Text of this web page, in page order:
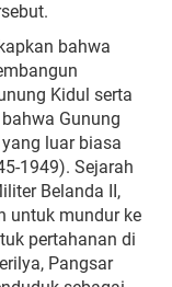
bahwa
Kidul serta
Gunung
luar biasa
1949). Sejarah
Belanda II,
untuk mundur ke
pertahanan di
Pangsar